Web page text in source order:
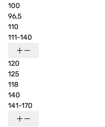
100
96,5
110
111-140
120
125
118
140
141-170